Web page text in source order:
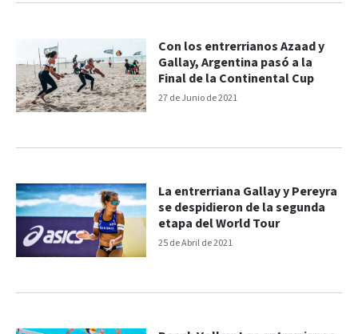
27 de Junio de 2021
Con los entrerrianos Azaad y
Gallay, Argentina pasó a la
Final de la Continental Cup
25 de Abril de 2021
La entrerriana Gallay y Pereyra
se despidieron de la segunda
etapa del World Tour